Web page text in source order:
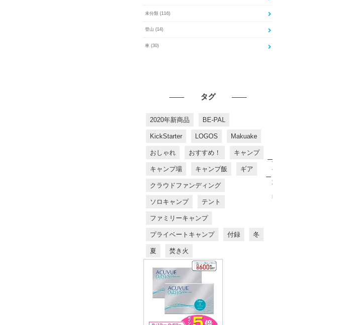
未分類 (116)
登山 (14)
車 (30)
タグ
2020年新商品 BE-PAL
KickStarter LOGOS Makuake
おしゃれ おすすめ！ キャンプ
キャンプ場 キャンプ飯 ギア
クラウドファンディング
ソロキャンプ テント
ファミリーキャンプ
プライベートキャンプ 付録 冬
夏 焚き火
す
す
め
商
品